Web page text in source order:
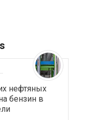
нефтяных
бензин в